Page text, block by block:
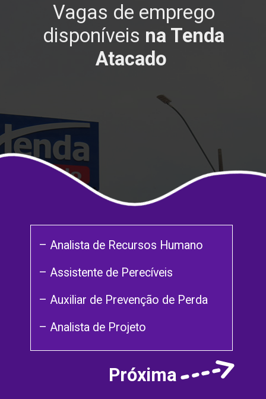
– Analista de Recursos Humano
– Assistente de Perecíveis
– Auxiliar de Prevenção de Perda
– Analista de Projeto
Vagas de emprego
disponíveis na Tenda
Atacado
Próxima